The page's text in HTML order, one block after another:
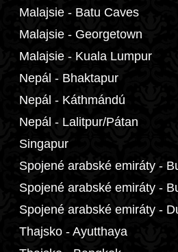
Malajsie - Batu Caves
Malajsie - Georgetown
Malajsie - Kuala Lumpur
Nepál - Bhaktapur
Nepál - Káthmándú
Nepál - Lalitpur/Pátan
Singapur
Spojené arabské emiráty -
Spojené arabské emiráty -
Spojené arabské emiráty -
Thajsko - Ayutthaya